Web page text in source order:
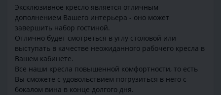
Эксклюзивное кресло является отличным
дополнением Вашего интерьера - оно может
завершить набор гостиной.
Отлично будет смотреться в углу столовой или
выступать в качестве неожиданного рабочего кресла в
Вашем кабинете.
Все наши кресла повышенной комфортности, то есть
Вы сможете с удовольствием погрузиться в него с
бокалом вина в конце долгого дня.